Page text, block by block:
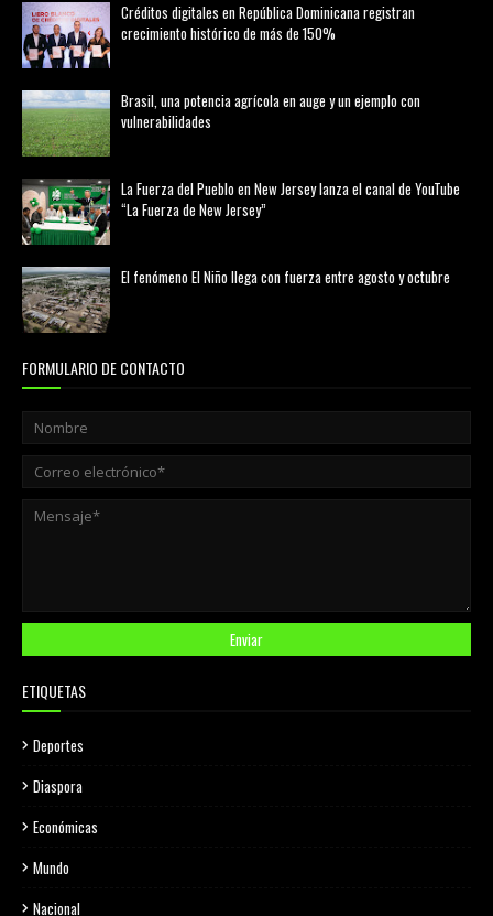
Créditos digitales en República Dominicana registran
crecimiento histórico de más de 150%
Brasil, una potencia agrícola en auge y un ejemplo con
vulnerabilidades
La Fuerza del Pueblo en New Jersey lanza el canal de YouTube
“La Fuerza de New Jersey”
El fenómeno El Niño llega con fuerza entre agosto y octubre
FORMULARIO DE CONTACTO
ETIQUETAS
Deportes
Diaspora
Económicas
Mundo
Nacional